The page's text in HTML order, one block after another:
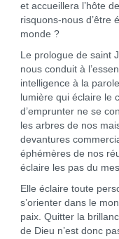
et accueillera l’hôte
risquons-nous d’être
monde ?
Le prologue de saint
nous conduit à
intelligence à la
lumière qui éclaire le
d’emprunter ne se
les arbres de nos
devantures
éphémères de nos
éclaire les pas du
Elle éclaire toute
s’orienter dans le
paix. Quitter la
de Dieu n’est donc